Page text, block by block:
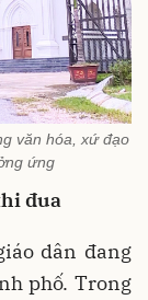
văn hóa, xứ đạo
ứng
đua
dân đang
phố. Trong